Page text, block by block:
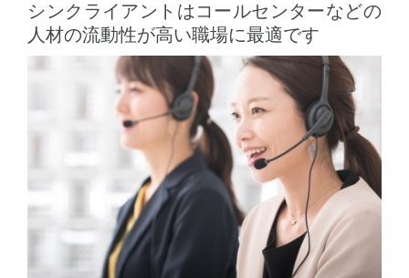
シンクライアントはコールセンターなどの
人材の流動性が高い職場に最適です